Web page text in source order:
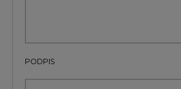
PODPIS